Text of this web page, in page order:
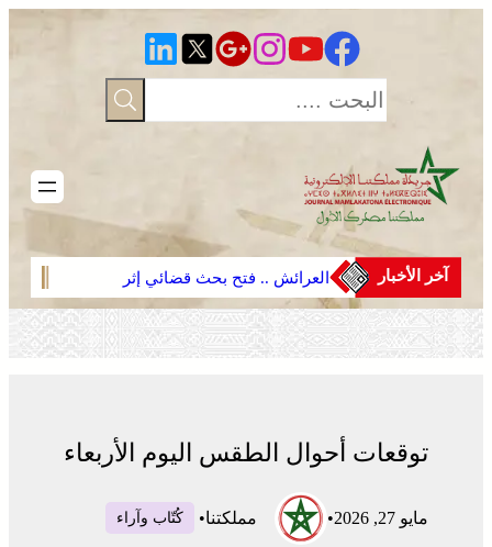
آخر الأخبار
العرائش .. فتح بحث قضائي إثر
تصريحات واتهامات زائفة مرتبطة
بمحاولة للهجرة غير النظامية
على
توقعات أحوال الطقس اليوم الأربعاء
مايو 27, 2026 • مملكتنا• كُتّاب وآراء